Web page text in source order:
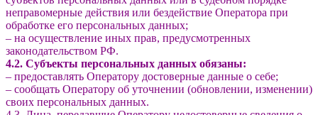
неправомерные действия или бездействие Оператора при
обработке его персональных данных;
– на осуществление иных прав, предусмотренных
законодательством РФ.
4.2. Субъекты персональных данных обязаны:
– предоставлять Оператору достоверные данные о себе;
– сообщать Оператору об уточнении (обновлении, изменении)
своих персональных данных.